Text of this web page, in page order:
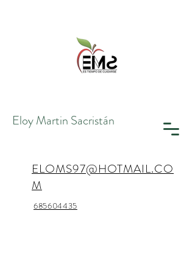
Eloy Martin Sacristán
ELOMS97@HOTMAIL.CO
M
685604435